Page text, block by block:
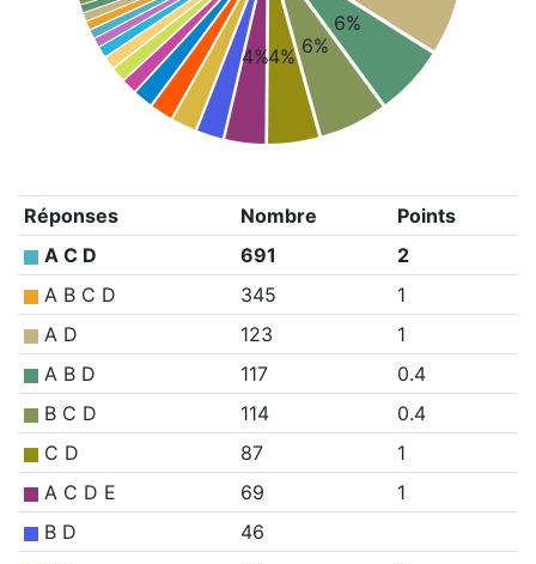
6%
6%
4%
4%
Réponses Nombre
Points
A C D
691
2
A B C D
345
1
A D
123
1
A B D
117
0.4
B C D
114
0.4
C D
87
1
A C D E
69
1
B D
46